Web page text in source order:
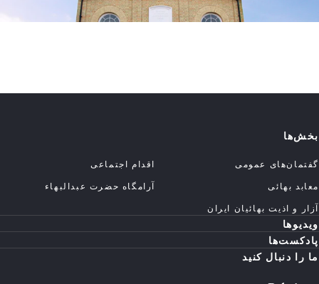
بخش‌ها
گفتمان‌های عمومی
اقدام اجتماعی
معابد بهائی
آرامگاه حضرت عبدالبهاء
آزار و اذیت بهائیان ایران
ویدیوها
پادکست‌ها
ما را دنبال کنید